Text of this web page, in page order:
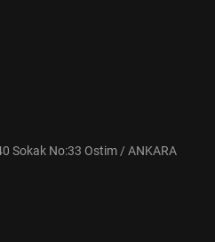
Sokak No:33 Ostim / ANKARA